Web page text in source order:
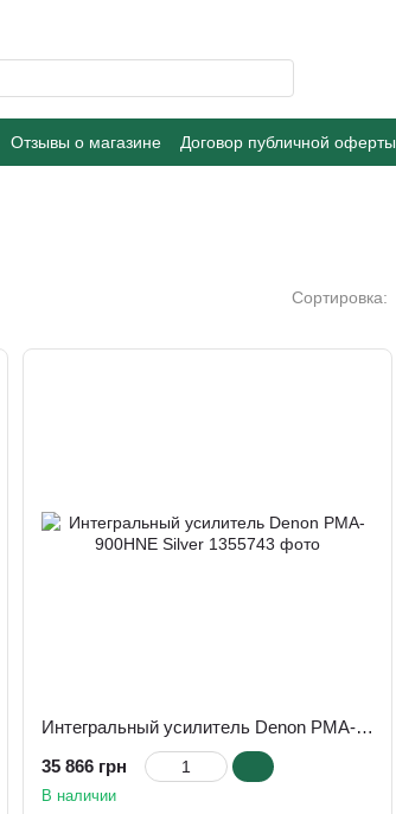
Отзывы о магазине Договор публичной оферты
Сортировка:
Интегральный усилитель Denon PMA-900HNE Silver
35 866 грн
В наличии